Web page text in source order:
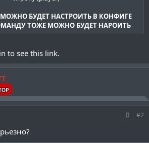
БУДЕТ НАСТРОИТЬ В КОНФИГЕ
ТОЖЕ МОЖНО БУДЕТ НАРОИТЬ
to see this link.
#2